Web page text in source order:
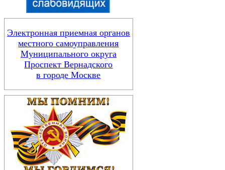
Электронная приемная органов
местного самоуправления
Муниципального округа
Проспект Вернадского
в городе Москве